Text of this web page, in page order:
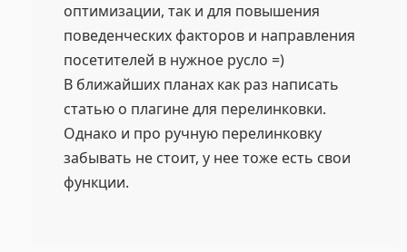
оптимизации, так и для повышения
поведенческих факторов и направления
посетителей в нужное русло =)
В ближайших планах как раз написать
статью о плагине для перелинковки.
Однако и про ручную перелинковку
забывать не стоит, у нее тоже есть свои
функции.